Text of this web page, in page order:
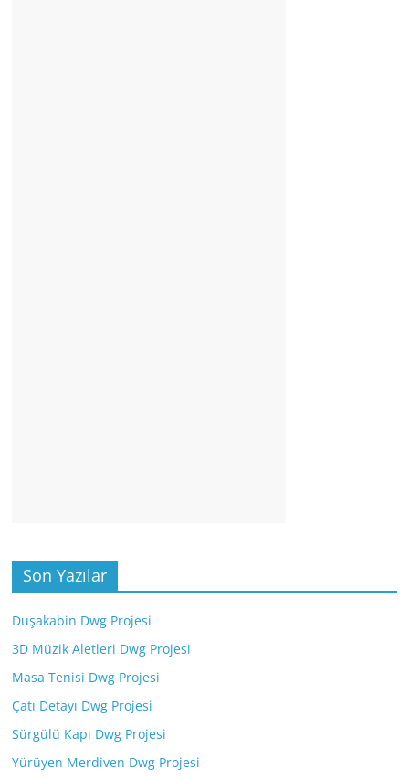
Son Yazılar
Duşakabin Dwg Projesi
3D Müzik Aletleri Dwg Projesi
Masa Tenisi Dwg Projesi
Çatı Detayı Dwg Projesi
Sürgülü Kapı Dwg Projesi
Yürüyen Merdiven Dwg Projesi